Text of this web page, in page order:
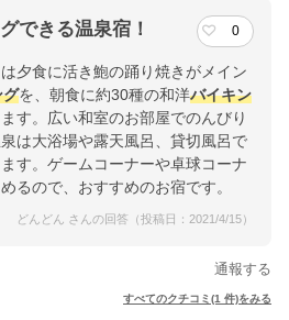
できる温泉宿！ 0
夕食に活き鮑の踊り焼きがメイン
グを、朝食に約30種の和洋バイキン
す。広い和室のお部屋でのんびり
は大浴場や露天風呂、貸切風呂で
す。ゲームコーナーや卓球コーナ
るので、おすすめのお宿です。
どんどん さんの回答（投稿日：2021/4/15）
通報する
すべてのクチコミ(1 件)をみる